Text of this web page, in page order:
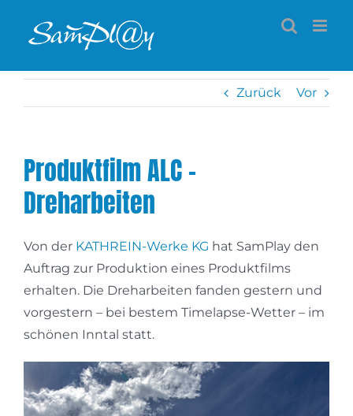
Inhalt
Zurück Vor
Produktfilm ALC –
Dreharbeiten
Von der KATHREIN-Werke KG hat SamPlay den
Auftrag zur Produktion eines Produktfilms
erhalten. Die Dreharbeiten fanden gestern und
vorgestern – bei bestem Timelapse-Wetter – im
schönen Inntal statt.